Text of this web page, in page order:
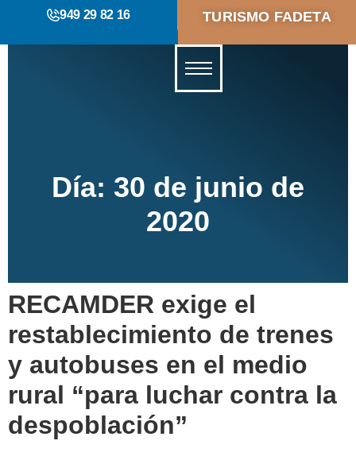
949 29 82 16 TURISMO FADETA
Día: 30 de junio de
2020
RECAMDER exige el
restablecimiento de trenes
y autobuses en el medio
rural “para luchar contra la
despoblación”